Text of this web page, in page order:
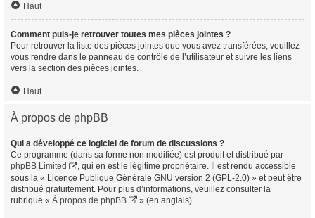
Haut
Comment puis-je retrouver toutes mes pièces jointes ?
Pour retrouver la liste des pièces jointes que vous avez transférées, veuillez
vous rendre dans le panneau de contrôle de l’utilisateur et suivre les liens
vers la section des pièces jointes.
Haut
À propos de phpBB
Qui a développé ce logiciel de forum de discussions ?
Ce programme (dans sa forme non modifiée) est produit et distribué par
phpBB Limited
, qui en est le légitime propriétaire. Il est rendu accessible
sous la « Licence Publique Générale GNU version 2 (GPL-2.0) » et peut être
distribué gratuitement. Pour plus d’informations, veuillez consulter la
rubrique « À propos de phpBB » (en anglais).